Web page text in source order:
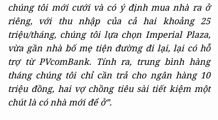
chúng tôi mới cưới và có ý định mua nhà ra ở
riêng, với thu nhập của cả hai khoảng 25
triệu/tháng, chúng tôi lựa chọn Imperial Plaza,
vừa gần nhà bố mẹ tiện đường đi lại, lại có hỗ
trợ từ PVcomBank. Tính ra, trung bình hàng
tháng chúng tôi chỉ cần trả cho ngân hàng 10
triệu đồng, hai vợ chồng tiêu sài tiết kiệm một
chút là có nhà mới để ở”.